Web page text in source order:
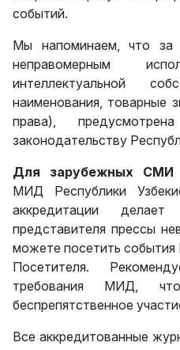
событий.
Мы напоминаем, что за
неправомерным
интеллектуальной
наименования, товарные
права),
законодательству
Для зарубежных СМИ
МИД Республики
аккредитации
представителя прессы
можете посетить события
Посетителя.
требования МИД,
беспрепятственное
Все аккредитованные